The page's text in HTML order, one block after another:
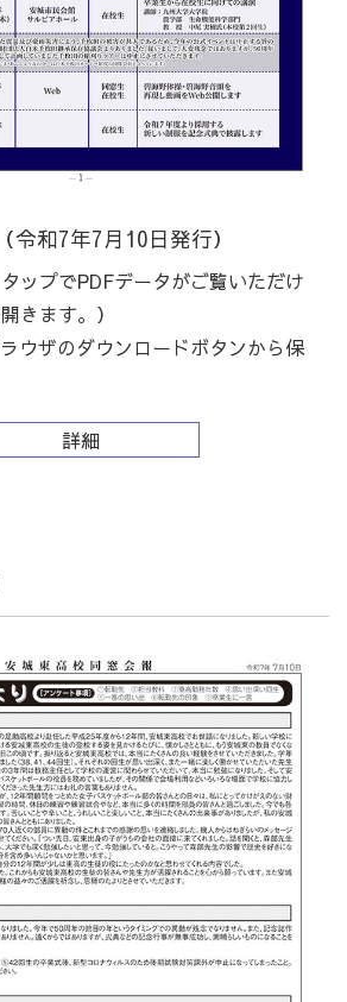
令和7年7月10日発行）
ップでPDFデータがご覧いただけ
きます。）
ウザのダウンロードボタンから保
詳細